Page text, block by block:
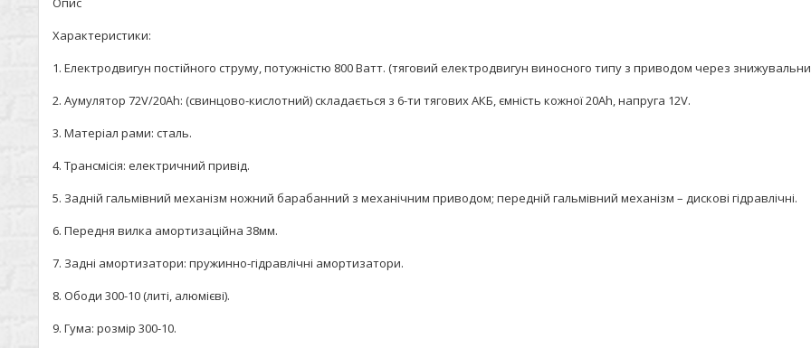
Характеристики:
1. Електродвигун постійного струму, потужністю 800 Ватт. (тяговий електродвигун виносного типу з приводом через
2. Аумулятор 72V/20Ah: (свинцово-кислотний) складається з 6-ти тягових АКБ, ємність кожної 20Аh, напруга 12V.
3. Матеріал рами: сталь.
4. Трансмісія: електричний привід.
5. Задній гальмівний механізм ножний барабанний з механічним приводом; передній гальмівний механізм – дискові гідравлічні.
6. Передня вилка амортизаційна 38мм.
7. Задні амортизатори: пружинно-гідравлічні амортизатори.
8. Ободи 300-10 (литі, алюмієві).
9. Гума: розмір 300-10.